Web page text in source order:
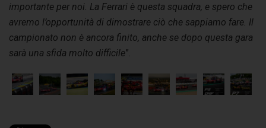
importante per noi. La Ferrari è questa squadra, e spero che
avremo l’opportunità di dimostrare ciò che sappiamo fare. Il
campionato non è ancora finito, anche se dopo questa gara
sarà una sfida molto difficile”.